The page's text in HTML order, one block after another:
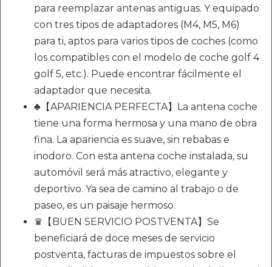
para reemplazar antenas antiguas. Y equipado
con tres tipos de adaptadores (M4, M5, M6)
para ti, aptos para varios tipos de coches (como
los compatibles con el modelo de coche golf 4
golf 5, etc.). Puede encontrar fácilmente el
adaptador que necesita.
♣【APARIENCIA PERFECTA】La antena coche
tiene una forma hermosa y una mano de obra
fina. La apariencia es suave, sin rebabas e
inodoro. Con esta antena coche instalada, su
automóvil será más atractivo, elegante y
deportivo. Ya sea de camino al trabajo o de
paseo, es un paisaje hermoso.
♛【BUEN SERVICIO POSTVENTA】Se
beneficiará de doce meses de servicio
postventa, facturas de impuestos sobre el